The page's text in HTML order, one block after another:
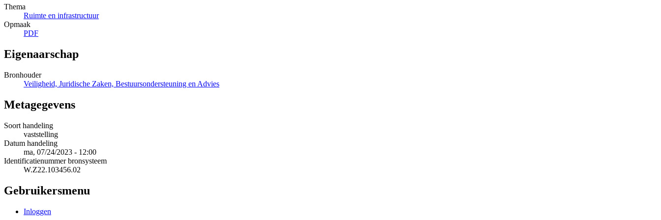
Thema
Ruimte en infrastructuur
Opmaak
PDF
Eigenaarschap
Bronhouder
Veiligheid, Juridische Zaken, Bestuursondersteuning en Advies
Metagegevens
Soort handeling
vaststelling
Datum handeling
ma, 07/24/2023 - 12:00
Identificatienummer bronsysteem
W.Z22.103456.02
Gebruikersmenu
Inloggen